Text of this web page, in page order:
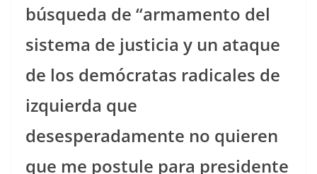
búsqueda de “armamento del
sistema de justicia y un ataque
de los demócratas radicales de
izquierda que
desesperadamente no quieren
que me postule para presidente